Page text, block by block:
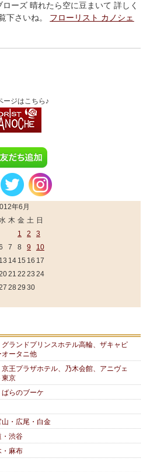
ーズ 晴れたら空に豆まいて 詳しく
下さいね。 フローリスト カノシェ
ージはこちら♪
年6月
木 金 土 日
1
2
3
7 8 9
10
13 14 15 16 17
21 22 23 24
28 29 30
ランドプリンスホテル高輪、ザキャピ
オータニ他
王プラザホテル、乃木会館、アニヴェ
東京
らのブーケ
・広尾・白金
・渋谷
・麻布